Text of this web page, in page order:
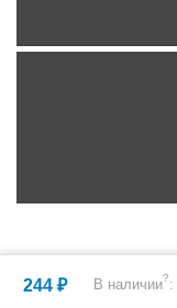
244 ₽ В наличии?: